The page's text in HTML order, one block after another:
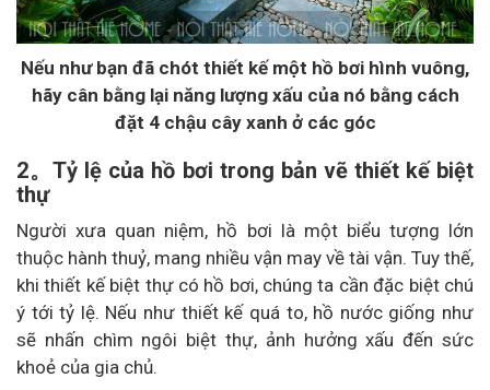
Nếu như bạn đã chót thiết kế một hồ bơi hình vuông,
hãy cân bằng lại năng lượng xấu của nó bằng cách
đặt 4 chậu cây xanh ở các góc
2。Tỷ lệ của hồ bơi trong bản vẽ thiết kế biệt
thự
Người xưa quan niệm, hồ bơi là một biểu tượng lớn
thuộc hành thuỷ, mang nhiều vận may về tài vận. Tuy thế,
khi thiết kế biệt thự có hồ bơi, chúng ta cần đặc biệt chú
ý tới tỷ lệ. Nếu như thiết kế quá to, hồ nước giống như
sẽ nhấn chìm ngôi biệt thự, ảnh hưởng xấu đến sức
khoẻ của gia chủ.